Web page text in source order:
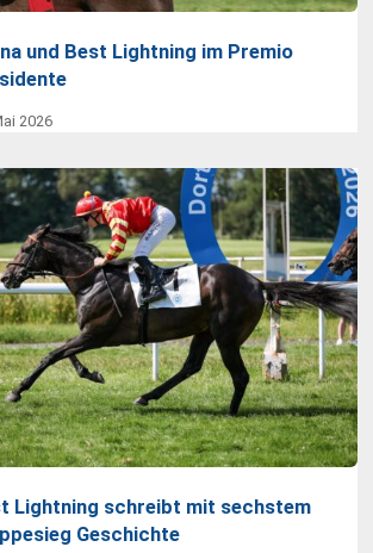
und Best Lightning im Premio
2026
Lightning schreibt mit sechstem
Geschichte